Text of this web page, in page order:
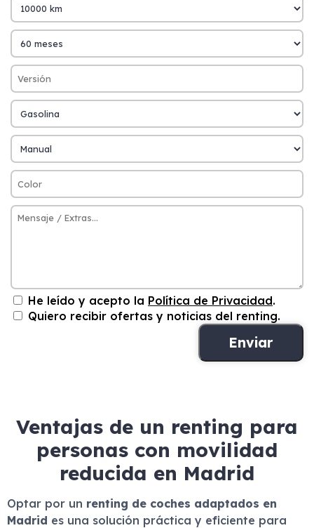
He leído y acepto la Política de Privacidad.
Quiero recibir ofertas y noticias del renting.
Ventajas de un renting para
personas con movilidad
reducida en Madrid
Optar por un renting de coches adaptados en
Madrid es una solución práctica y eficiente para